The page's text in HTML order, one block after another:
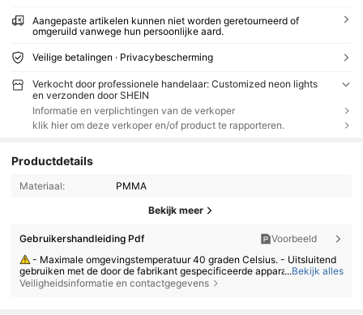
Aangepaste artikelen kunnen niet worden geretourneerd of
omgeruild vanwege hun persoonlijke aard.
Veilige betalingen · Privacybescherming
Verkocht door professionele handelaar: Customized neon lights
en verzonden door SHEIN
Informatie en verplichtingen van de verkoper
klik hier om deze verkoper en/of product te rapporteren.
Productdetails
Materiaal: PMMA
Bekijk meer
Gebruikershandleiding Pdf
Voorbeeld
- Maximale omgevingstemperatuur 40 graden Celsius. - Uitsluitend
gebruiken met de door de fabrikant gespecificeerde apparatuur. - Gebru
ik het product binnen de aangegeven waarden. - Het product niet demo
...Bekijk alles
Veiligheidsinformatie en contactgegevens